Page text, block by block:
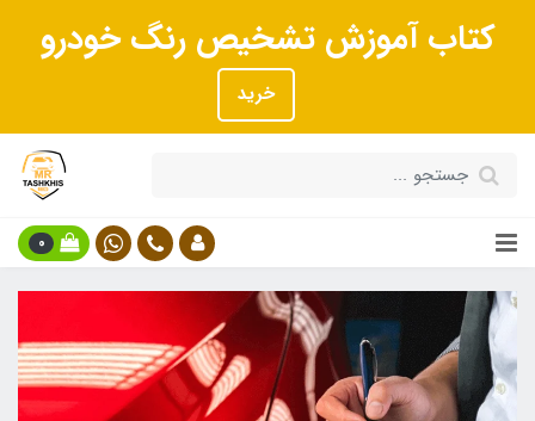
کتاب آموزش تشخیص رنگ خودرو
خرید
0